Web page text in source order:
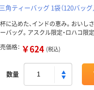
角ティーバッグ 1袋（120バッグ
に込めた、インドの恵み。おいし
バッグ。アスクル限定・ロハコ限定
価格： ￥624 (税込)
数量